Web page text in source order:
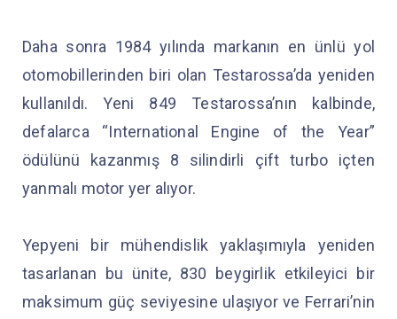
Daha sonra 1984 yılında markanın en ünlü yol
otomobillerinden biri olan Testarossa’da yeniden
kullanıldı. Yeni 849 Testarossa’nın kalbinde,
defalarca “International Engine of the Year”
ödülünü kazanmış 8 silindirli çift turbo içten
yanmalı motor yer alıyor.
Yepyeni bir mühendislik yaklaşımıyla yeniden
tasarlanan bu ünite, 830 beygirlik etkileyici bir
maksimum güç seviyesine ulaşıyor ve Ferrari’nin